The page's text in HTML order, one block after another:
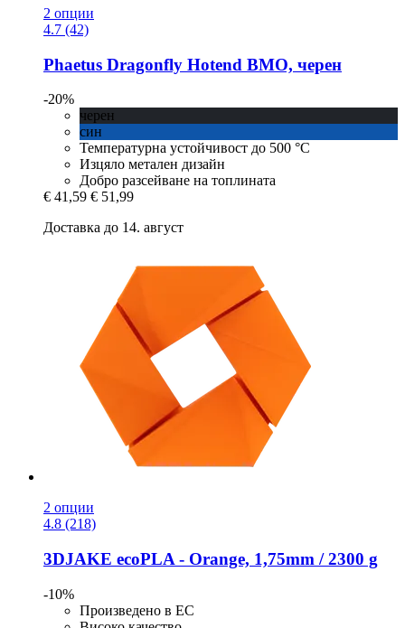
2 опции
4.7 (42)
Phaetus Dragonfly Hotend BMO, черен
-20%
черен
син
Температурна устойчивост до 500 °C
Изцяло метален дизайн
Добро разсейване на топлината
€ 41,59 € 51,99
Доставка до 14. август
2 опции
4.8 (218)
3DJAKE ecoPLA -​ Orange, 1,75mm / 2300 g
-10%
Произведено в ЕС